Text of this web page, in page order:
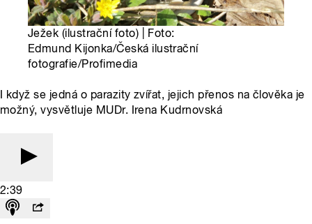
Ježek (ilustrační foto) | Foto:
Edmund Kijonka/Česká ilustrační
fotografie/Profimedia
I když se jedná o parazity zvířat, jejich přenos na člověka je
možný, vysvětluje MUDr. Irena Kudrnovská
2:39